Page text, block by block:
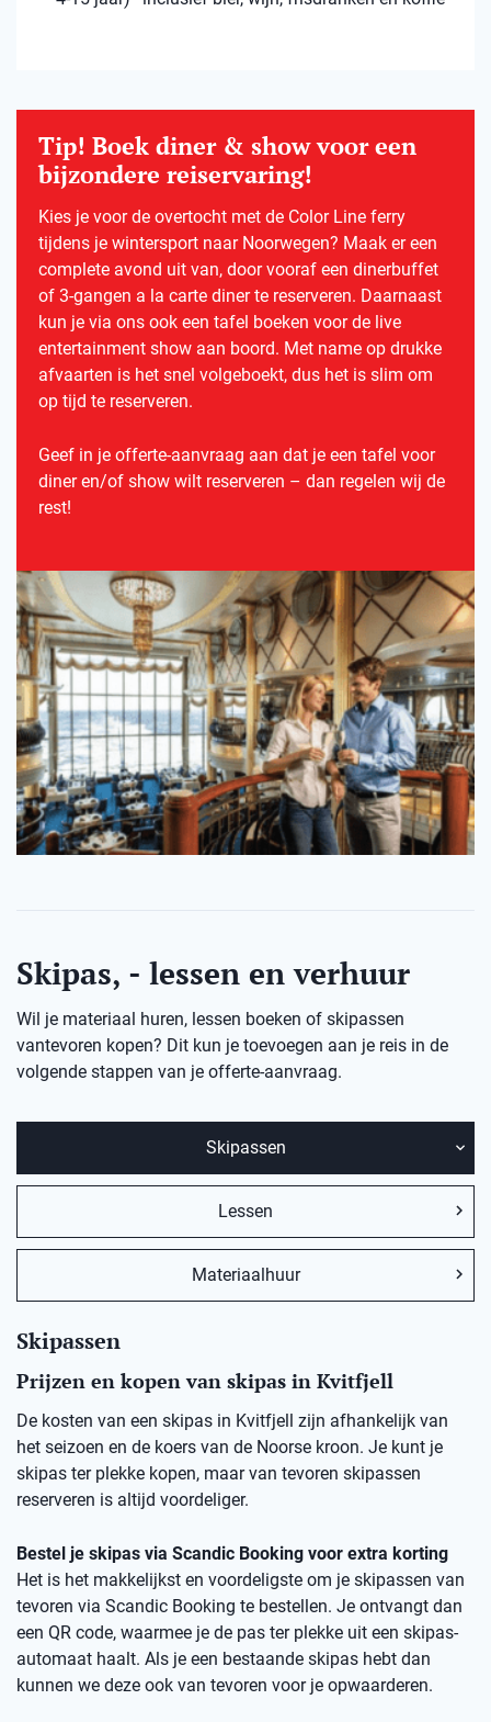
Tip! Boek diner & show voor een
bijzondere reiservaring!
Kies je voor de overtocht met de Color Line ferry
tijdens je wintersport naar Noorwegen? Maak er een
complete avond uit van, door vooraf een dinerbuffet
of 3-gangen a la carte diner te reserveren. Daarnaast
kun je via ons ook een tafel boeken voor de live
entertainment show aan boord. Met name op drukke
afvaarten is het snel volgeboekt, dus het is slim om
op tijd te reserveren.
Geef in je offerte-aanvraag aan dat je een tafel voor
diner en/of show wilt reserveren – dan regelen wij de
rest!
Skipas, - lessen en verhuur
Wil je materiaal huren, lessen boeken of skipassen
vantevoren kopen? Dit kun je toevoegen aan je reis in de
volgende stappen van je offerte-aanvraag.
Skipassen
Lessen
Materiaalhuur
Skipassen
Prijzen en kopen van skipas in Kvitfjell
De kosten van een skipas in Kvitfjell zijn afhankelijk van
het seizoen en de koers van de Noorse kroon. Je kunt je
skipas ter plekke kopen, maar van tevoren skipassen
reserveren is altijd voordeliger.
Bestel je skipas via Scandic Booking voor extra korting
Het is het makkelijkst en voordeligste om je skipassen van
tevoren via Scandic Booking te bestellen. Je ontvangt dan
een QR code, waarmee je de pas ter plekke uit een skipas-
automaat haalt. Als je een bestaande skipas hebt dan
kunnen we deze ook van tevoren voor je opwaarderen.